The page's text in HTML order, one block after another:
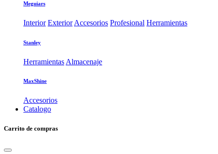
Meguiars
Interior Exterior Accesorios Profesional Herramientas
Stanley
Herramientas Almacenaje
MaxShine
Accesorios
Catalogo
Carrito de compras